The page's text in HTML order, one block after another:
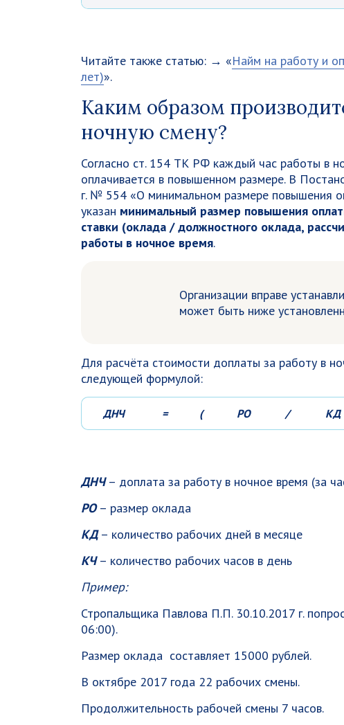
Читайте также статью: → «Найм на работу и
лет)».
Каким образом
ночную смену?
Согласно ст. 154 ТК РФ каждый час работы в
оплачивается в повышенном размере. В
г. № 554 «О минимальном размере повышения
указан минимальный размер повышения
ставки (оклада / должностного оклада,
работы в ночное время.
Организации вправе
может быть ниже
Для расчёта стоимости доплаты за работу в
следующей формулой:
ДНЧ = ( РО / КД
ДНЧ– доплата за работу в ночное время (за
РО– размер оклада
КД– количество рабочих дней в месяце
КЧ– количество рабочих часов в день
Пример:
Стропальщика Павлова П.П. 30.10.2017 г.
06:00).
Размер оклада составляет 15000 рублей.
В октябре 2017 года 22 рабочих смены.
Продолжительность рабочей смены 7 часов.